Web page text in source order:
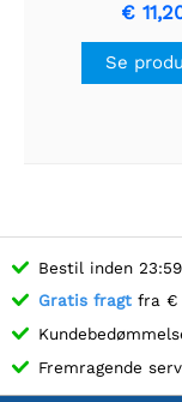
€
Se
Bestil inden
Gratis fragt fra €
Fremragende